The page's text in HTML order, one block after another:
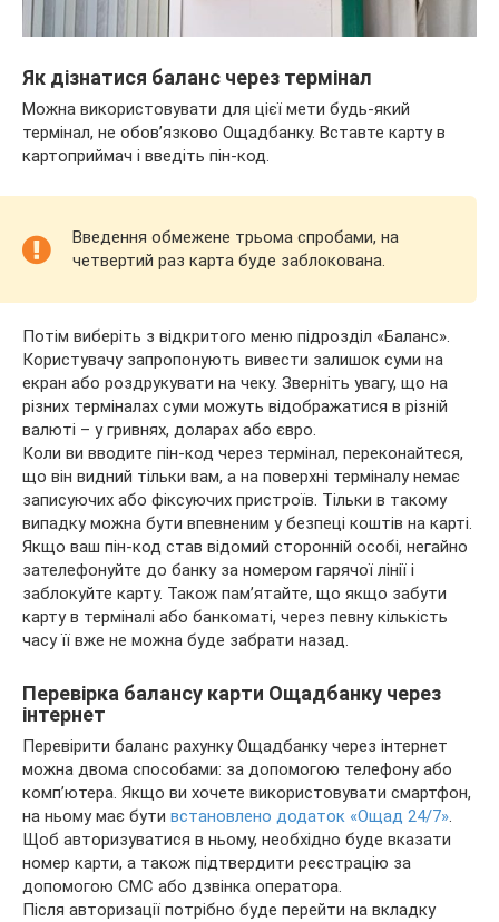
Як дізнатися баланс через термінал
Можна використовувати для цієї мети будь-який
термінал, не обов’язково Ощадбанку. Вставте карту в
картоприймач і введіть пін-код.
Введення обмежене трьома спробами, на
четвертий раз карта буде заблокована.
Потім виберіть з відкритого меню підрозділ «Баланс».
Користувачу запропонують вивести залишок суми на
екран або роздрукувати на чеку. Зверніть увагу, що на
різних терміналах суми можуть відображатися в різній
валюті – у гривнях, доларах або євро.
Коли ви вводите пін-код через термінал, переконайтеся,
що він видний тільки вам, а на поверхні терміналу немає
записуючих або фіксуючих пристроїв. Тільки в такому
випадку можна бути впевненим у безпеці коштів на карті.
Якщо ваш пін-код став відомий сторонній особі, негайно
зателефонуйте до банку за номером гарячої лінії і
заблокуйте карту. Також пам’ятайте, що якщо забути
карту в терміналі або банкоматі, через певну кількість
часу її вже не можна буде забрати назад.
Перевірка балансу карти Ощадбанку через
інтернет
Перевірити баланс рахунку Ощадбанку через інтернет
можна двома способами: за допомогою телефону або
комп’ютера. Якщо ви хочете використовувати смартфон,
на ньому має бути встановлено додаток «Ощад 24/7».
Щоб авторизуватися в ньому, необхідно буде вказати
номер карти, а також підтвердити реєстрацію за
допомогою СМС або дзвінка оператора.
Після авторизації потрібно буде перейти на вкладку